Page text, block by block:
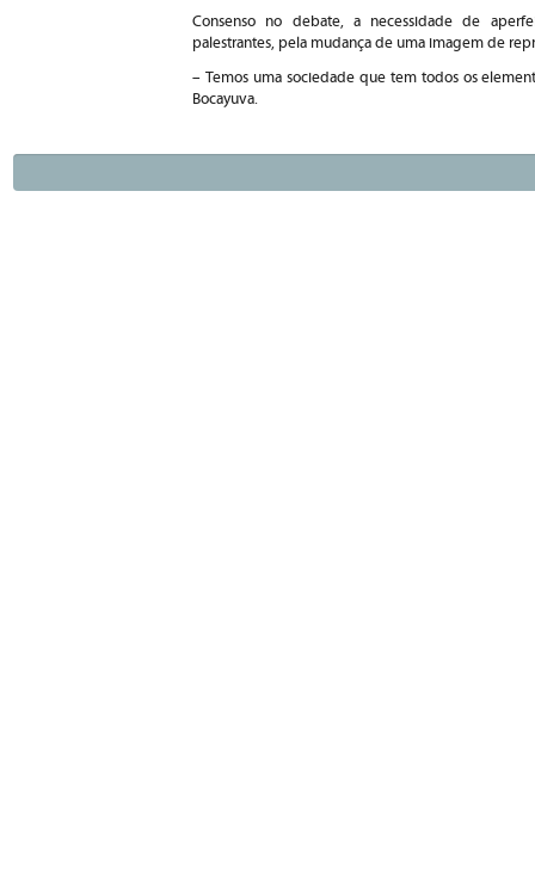
Consenso no debate, a necessidade de
palestrantes, pela mudança de uma imagem de
– Temos uma sociedade que tem todos os
Bocayuva.